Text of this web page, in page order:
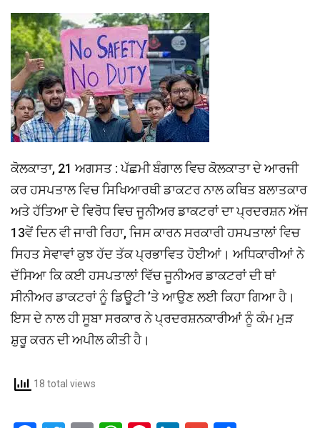
ਕੋਲਕਾਤਾ, 21 ਅਗਸਤ : ਪੱਛਮੀ ਬੰਗਾਲ ਵਿਚ ਕੋਲਕਾਤਾ ਦੇ ਆਰਜੀ
ਕਰ ਹਸਪਤਾਲ ਵਿਚ ਸਿਖਿਆਰਥੀ ਡਾਕਟਰ ਨਾਲ ਕਥਿਤ ਬਲਾਤਕਾਰ
ਅਤੇ ਹੱਤਿਆ ਦੇ ਵਿਰੋਧ ਵਿਚ ਜੂਨੀਅਰ ਡਾਕਟਰਾਂ ਦਾ ਪ੍ਰਦਰਸ਼ਨ ਅੱਜ
13ਵੇਂ ਦਿਨ ਵੀ ਜਾਰੀ ਰਿਹਾ, ਜਿਸ ਕਾਰਨ ਸਰਕਾਰੀ ਹਸਪਤਾਲਾਂ ਵਿਚ
ਸਿਹਤ ਸੇਵਾਵਾਂ ਕੁਝ ਹੱਦ ਤੱਕ ਪ੍ਰਭਾਵਿਤ ਹੋਈਆਂ। ਅਧਿਕਾਰੀਆਂ ਨੇ
ਦੱਸਿਆ ਕਿ ਕਈ ਹਸਪਤਾਲਾਂ ਵਿੱਚ ਜੂਨੀਅਰ ਡਾਕਟਰਾਂ ਦੀ ਥਾਂ
ਸੀਨੀਅਰ ਡਾਕਟਰਾਂ ਨੂੰ ਡਿਊਟੀ ’ਤੇ ਆਉਣ ਲਈ ਕਿਹਾ ਗਿਆ ਹੈ।
ਇਸ ਦੇ ਨਾਲ ਹੀ ਸੂਬਾ ਸਰਕਾਰ ਨੇ ਪ੍ਰਦਰਸ਼ਨਕਾਰੀਆਂ ਨੂੰ ਕੰਮ ਮੁੜ
ਸ਼ੁਰੂ ਕਰਨ ਦੀ ਅਪੀਲ ਕੀਤੀ ਹੈ।
18 total views